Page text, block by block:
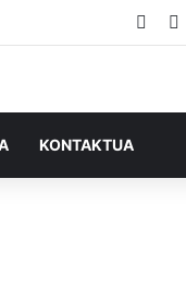
KONTAKTUA